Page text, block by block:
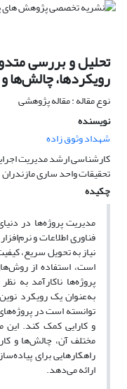
تحلیل و بررسی
رویکردها، چالش‌ها
نوع مقاله : مقاله پژوهشی
نویسنده
شهداد وثوق زاده
کارشناسی ارشد مدیریت
تحقیقات واحد ساری مازندران
چکیده
مدیریت پروژه‌ها در
فناوری اطلاعات و
نیاز به تحویل سریع،
است، استفاده از
پروژه‌ها ناکارآمد به
به‌عنوان یک رویکرد
توانسته است در
و کارایی کمک کند. این
مختلف آن، چالش‌ها و
راهکارهایی برای
ارائه می‌دهد.